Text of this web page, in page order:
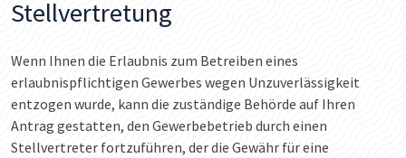
Stellvertretung
Wenn Ihnen die Erlaubnis zum Betreiben eines
erlaubnispflichtigen Gewerbes wegen Unzuverlässigkeit
entzogen wurde, kann die zuständige Behörde auf Ihren
Antrag gestatten, den Gewerbebetrieb durch einen
Stellvertreter fortzuführen, der die Gewähr für eine